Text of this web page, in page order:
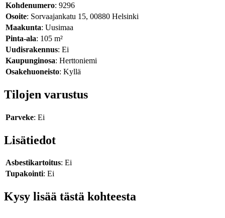
Kohdenumero: 9296
Osoite: Sorvaajankatu 15, 00880 Helsinki
Maakunta: Uusimaa
Pinta-ala: 105 m²
Uudisrakennus: Ei
Kaupunginosa: Herttoniemi
Osakehuoneisto: Kyllä
Tilojen varustus
Parveke: Ei
Lisätiedot
Asbestikartoitus: Ei
Tupakointi: Ei
Kysy lisää tästä kohteesta